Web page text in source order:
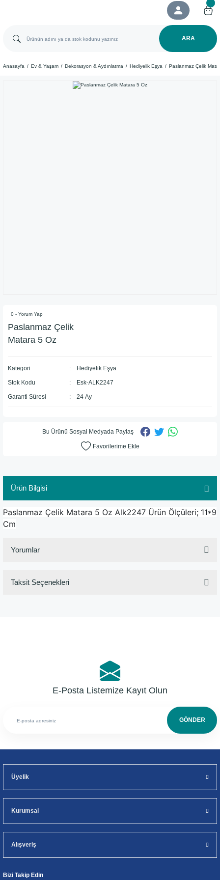
ARA
Anasayfa Ev & Yaşam Dekorasyon & Aydınlatma Hediyelik Eşya Paslanmaz Çelik
0 - Yorum Yap
Paslanmaz Çelik
Matara 5 Oz
Kategori Hediyelik Eşya
Stok Kodu Esk-ALK2247
Garanti Süresi 24 Ay
Bu Ürünü Sosyal Medyada Paylaş
Ürün Bilgisi
Paslanmaz Çelik Matara 5 Oz Alk2247 Ürün Ölçüleri; 11*9
Cm
Yorumlar
Taksit Seçenekleri
E-Posta Listemize Kayıt Olun
GÖNDER
Üyelik
Kurumsal
Alışveriş
Bizi Takip Edin